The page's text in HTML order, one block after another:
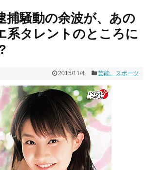
捕騒動の余波が、あの
系タレントのところに
2015/11/4 芸能、スポーツ